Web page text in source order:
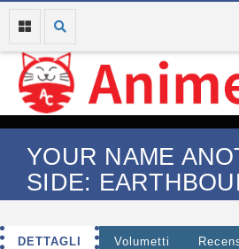
YOUR NAME
SIDE:
DETTAGLI Volumetti